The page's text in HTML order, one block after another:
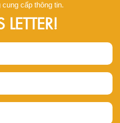
cung cấp thông tin.